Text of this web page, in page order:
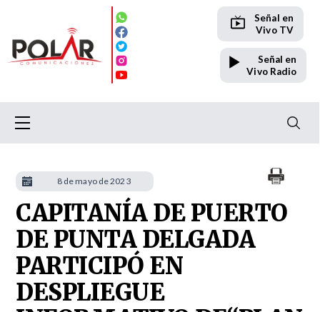
Señal en
Vivo TV
Señal en
Vivo Radio
CAPITANÍA DE PUERTO
DE PUNTA DELGADA
PARTICIPÓ EN
DESPLIEGUE
8 de mayo de 2023